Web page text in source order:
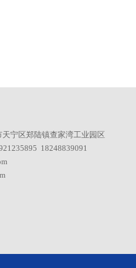
宁区郑陆镇查家湾工业园区
18248839091